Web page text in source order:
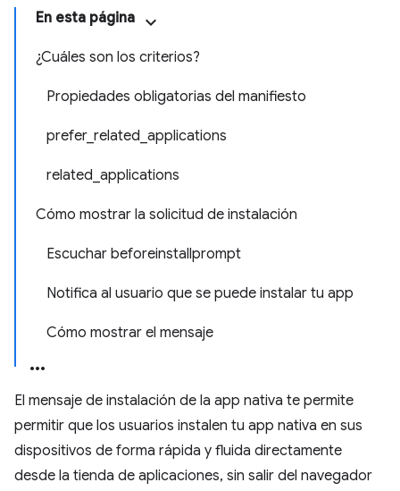
En esta página
¿Cuáles son los criterios?
Propiedades obligatorias del manifiesto
prefer_related_applications
related_applications
Cómo mostrar la solicitud de instalación
Escuchar beforeinstallprompt
Notifica al usuario que se puede instalar tu app
Cómo mostrar el mensaje
El mensaje de instalación de la app nativa te permite
permitir que los usuarios instalen tu app nativa en sus
dispositivos de forma rápida y fluida directamente
desde la tienda de aplicaciones, sin salir del navegador